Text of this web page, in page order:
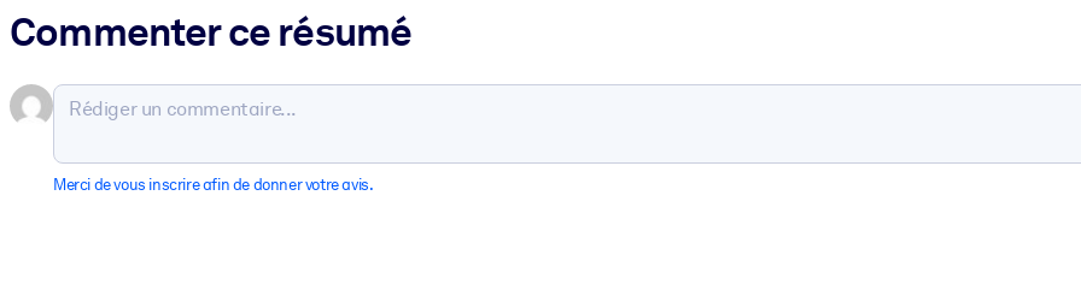
Commenter ce résumé
Merci de vous inscrire afin de donner votre avis.